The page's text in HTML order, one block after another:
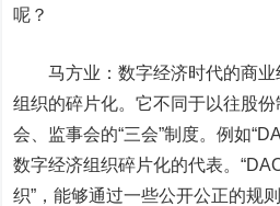
呢？
马方业：数字经济时代的商业
组织的碎片化。它不同于以往股
会、监事会的“三会”制度。例如
数字经济组织碎片化的代表。
织”，能够通过一些公开公正的规